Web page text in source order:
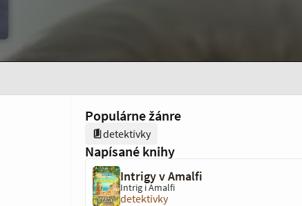
Populárne žánre
detektívky
Napísané knihy
Intrigy v Amalfi
Intrig i Amalfi
detektívky